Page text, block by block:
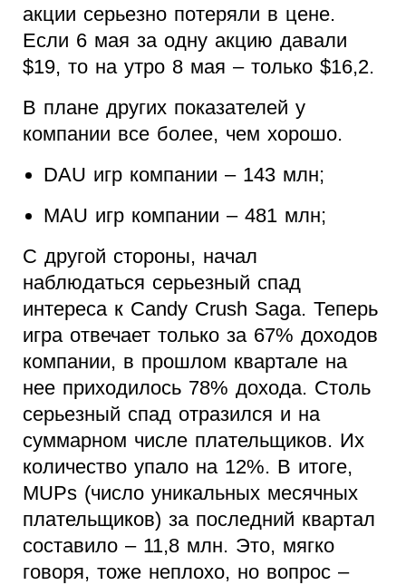
акции серьезно потеряли в цене.
Если 6 мая за одну акцию давали
$19, то на утро 8 мая – только $16,2.
В плане других показателей у
компании все более, чем хорошо.
DAU игр компании – 143 млн;
MAU игр компании – 481 млн;
С другой стороны, начал
наблюдаться серьезный спад
интереса к Candy Crush Saga. Теперь
игра отвечает только за 67% доходов
компании, в прошлом квартале на
нее приходилось 78% дохода. Столь
серьезный спад отразился и на
суммарном числе плательщиков. Их
количество упало на 12%. В итоге,
MUPs (число уникальных месячных
плательщиков) за последний квартал
составило – 11,8 млн. Это, мягко
говоря, тоже неплохо, но вопрос –